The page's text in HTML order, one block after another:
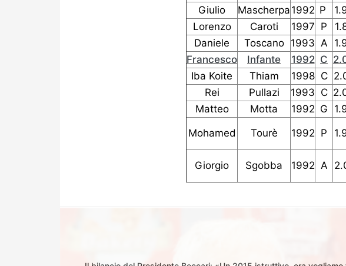
Giulio
Mascherpa 1992 P
Lorenzo
Caroti 1997 P
Daniele
Toscano 1993 A
Francesco
Infante 1992 C
Iba Koite
Thiam 1998 C
Rei
Pullazi 1993 C
Matteo
Motta 1992 G
Mohamed Tourè 1992 P
Giorgio Sgobba 1992 A